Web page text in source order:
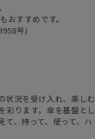
おすすめです。
号)
状況を受け入れ、楽しむ
彩ります。傘を基盤とし
、持って、使って、ハ